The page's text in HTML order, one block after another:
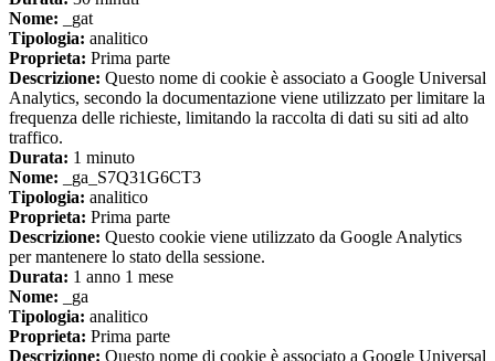
Nome: _gat
Tipologia: analitico
Proprieta: Prima parte
Descrizione: Questo nome di cookie è associato a Google Universal
Analytics, secondo la documentazione viene utilizzato per limitare la
frequenza delle richieste, limitando la raccolta di dati su siti ad alto
traffico.
Durata: 1 minuto
Nome: _ga_S7Q31G6CT3
Tipologia: analitico
Proprieta: Prima parte
Descrizione: Questo cookie viene utilizzato da Google Analytics
per mantenere lo stato della sessione.
Durata: 1 anno 1 mese
Nome: _ga
Tipologia: analitico
Proprieta: Prima parte
Descrizione: Questo nome di cookie è associato a Google Universal